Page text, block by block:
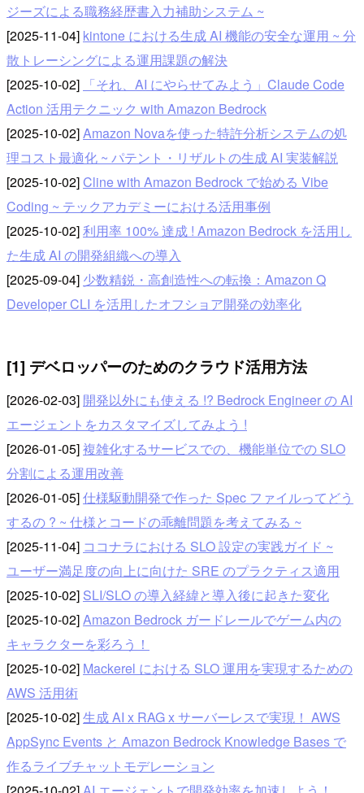
ジーズによる職務経歴書入力補助システム ~
[2025-11-04] kintone における生成 AI 機能の安全な運用 ~ 分
散トレーシングによる運用課題の解決
[2025-10-02] 「それ、AI にやらせてみよう」Claude Code
Action 活用テクニック with Amazon Bedrock
[2025-10-02]Amazon Novaを使った特許分析システムの処
理コスト最適化 ~ パテント・リザルトの生成 AI 実装解説
[2025-10-02]Cline with Amazon Bedrock で始める Vibe
Coding ~ テックアカデミーにおける活用事例
[2025-10-02]利用率 100% 達成 ! Amazon Bedrock を活用し
た生成 AI の開発組織への導入
[2025-09-04] 少数精鋭・高創造性への転換：Amazon Q
Developer CLI を活用したオフショア開発の効率化
[1] デベロッパーのためのクラウド活用方法
[2026-02-03] 開発以外にも使える !? Bedrock Engineer の AI
エージェントをカスタマイズしてみよう !
[2026-01-05]複雑化するサービスでの、機能単位での SLO
分割による運用改善
[2026-01-05]仕様駆動開発で作った Spec ファイルってどう
するの ? ~ 仕様とコードの乖離問題を考えてみる ~
[2025-11-04] ココナラにおける SLO 設定の実践ガイド ~
ユーザー満足度の向上に向けた SRE のプラクティス適用
[2025-10-02] SLI/SLO の導入経緯と導入後に起きた変化
[2025-10-02]Amazon Bedrock ガードレールでゲーム内の
キャラクターを彩ろう！
[2025-10-02] Mackerel における SLO 運用を実現するための
AWS 活用術
[2025-10-02]生成 AI x RAG x サーバーレスで実現！ AWS
AppSync Events と Amazon Bedrock Knowledge Bases で
作るライブチャットモデレーション